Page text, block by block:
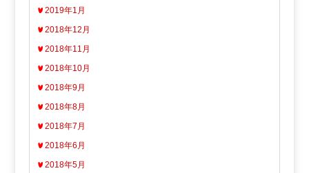
2019年1月
2018年12月
2018年11月
2018年10月
2018年9月
2018年8月
2018年7月
2018年6月
2018年5月